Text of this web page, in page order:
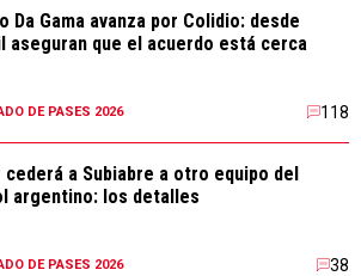
Da Gama avanza por Colidio: desde
aseguran que el acuerdo está cerca
DE PASES 2026 118
cederá a Subiabre a otro equipo del
argentino: los detalles
DE PASES 2026 38